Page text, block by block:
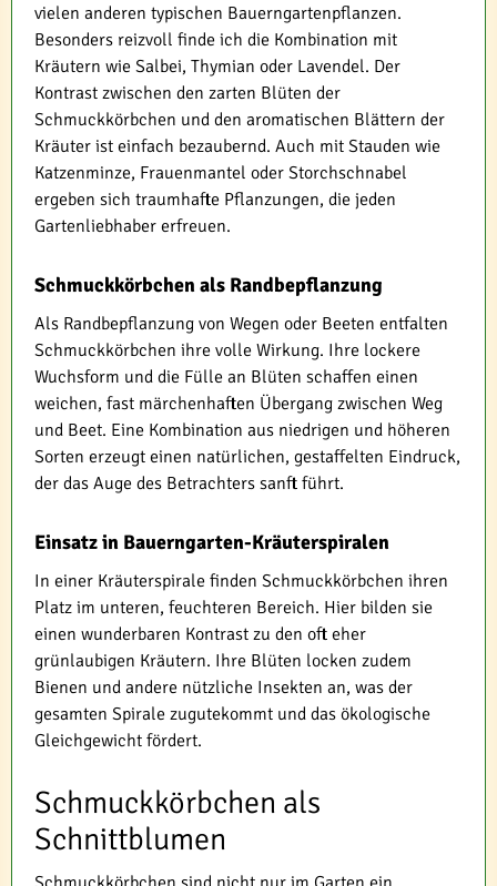
vielen anderen typischen Bauerngartenpflanzen.
Besonders reizvoll finde ich die Kombination mit
Kräutern wie Salbei, Thymian oder Lavendel. Der
Kontrast zwischen den zarten Blüten der
Schmuckkörbchen und den aromatischen Blättern der
Kräuter ist einfach bezaubernd. Auch mit Stauden wie
Katzenminze, Frauenmantel oder Storchschnabel
ergeben sich traumhafte Pflanzungen, die jeden
Gartenliebhaber erfreuen.
Schmuckkörbchen als Randbepflanzung
Als Randbepflanzung von Wegen oder Beeten entfalten
Schmuckkörbchen ihre volle Wirkung. Ihre lockere
Wuchsform und die Fülle an Blüten schaffen einen
weichen, fast märchenhaften Übergang zwischen Weg
und Beet. Eine Kombination aus niedrigen und höheren
Sorten erzeugt einen natürlichen, gestaffelten Eindruck,
der das Auge des Betrachters sanft führt.
Einsatz in Bauerngarten-Kräuterspiralen
In einer Kräuterspirale finden Schmuckkörbchen ihren
Platz im unteren, feuchteren Bereich. Hier bilden sie
einen wunderbaren Kontrast zu den oft eher
grünlaubigen Kräutern. Ihre Blüten locken zudem
Bienen und andere nützliche Insekten an, was der
gesamten Spirale zugutekommt und das ökologische
Gleichgewicht fördert.
Schmuckkörbchen als
Schnittblumen